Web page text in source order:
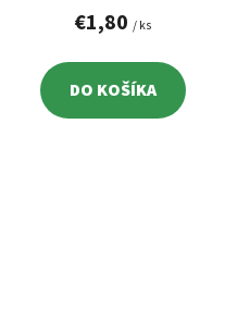
PR.6MM
€1,80 / ks
DO KOŠÍKA